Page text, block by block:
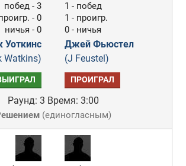
побед - 3
- 0
ничья - 0
Уоткинс
Watkins)
1 - побед
1 - проигр.
0 - ничья
Джей Фьюстел
(J Feustel)
ПРОИГРАЛ
Раунд: 3 Время: 3:00
(единогласным)